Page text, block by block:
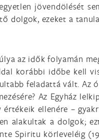
jövendölését
dolgok, ezeket a
az idők folyamán
korábbi időbe kell
feladattá vált. Az
Az Egyház
ellenére –
alakultak a dolgok;
Spiritu körleveléig